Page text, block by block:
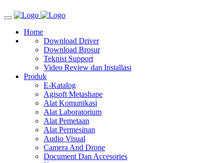
Home
Download Driver
Download Brosur
Teknisi Support
Video Review dan Installasi
Produk
E-Katalog
Agisoft Metashape
Alat Komunikasi
Alat Laboratorium
Alat Pemetaan
Alat Permesinan
Audio Visual
Camera And Drone
Document Dan Accesories